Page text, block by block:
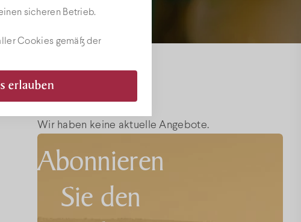
sicheren Betrieb.
Cookies gemäß der
erlaubenSpecials
Wir haben keine aktuelle Angebote.
Abonnieren
Sie den